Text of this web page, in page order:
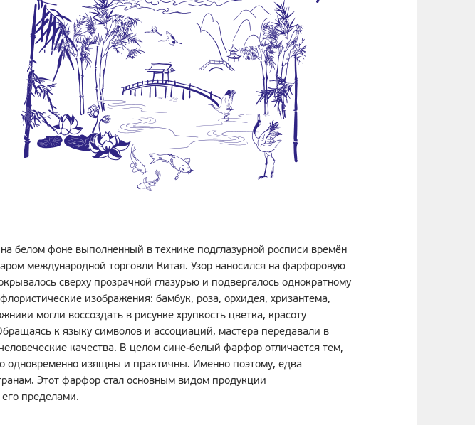
белом фоне выполненный в технике подглазурной росписи времён
международной торговли Китая. Узор наносился на фарфоровую
сверху прозрачной глазурью и подвергалось однократному
изображения: бамбук, роза, орхидея, хризантема,
могли воссоздать в рисунке хрупкость цветка, красоту
к языку символов и ассоциаций, мастера передавали в
качества. В целом сине-белый фарфор отличается тем,
одновременно изящны и практичны. Именно поэтому, едва
Этот фарфор стал основным видом продукции
пределами.